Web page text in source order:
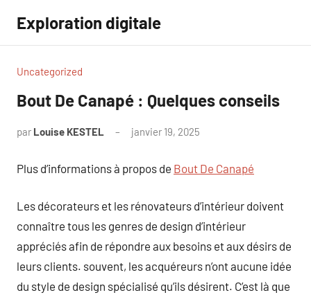
contenu
Exploration digitale
Uncategorized
Bout De Canapé : Quelques conseils
par Louise KESTEL janvier 19, 2025
Plus d’informations à propos de Bout De Canapé
Les décorateurs et les rénovateurs d’intérieur doivent
connaître tous les genres de design d’intérieur
appréciés afin de répondre aux besoins et aux désirs de
leurs clients. souvent, les acquéreurs n’ont aucune idée
du style de design spécialisé qu’ils désirent. C’est là que